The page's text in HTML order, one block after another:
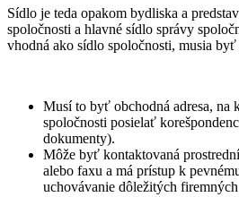
Sídlo je teda opakom bydliska a
spoločnosti a hlavné sídlo správy
vhodná ako sídlo spoločnosti, musia
Musí to byť obchodná adresa, na
spoločnosti posielať
dokumenty).
Môže byť kontaktovaná
alebo faxu a má prístup k
uchovávanie dôležitých